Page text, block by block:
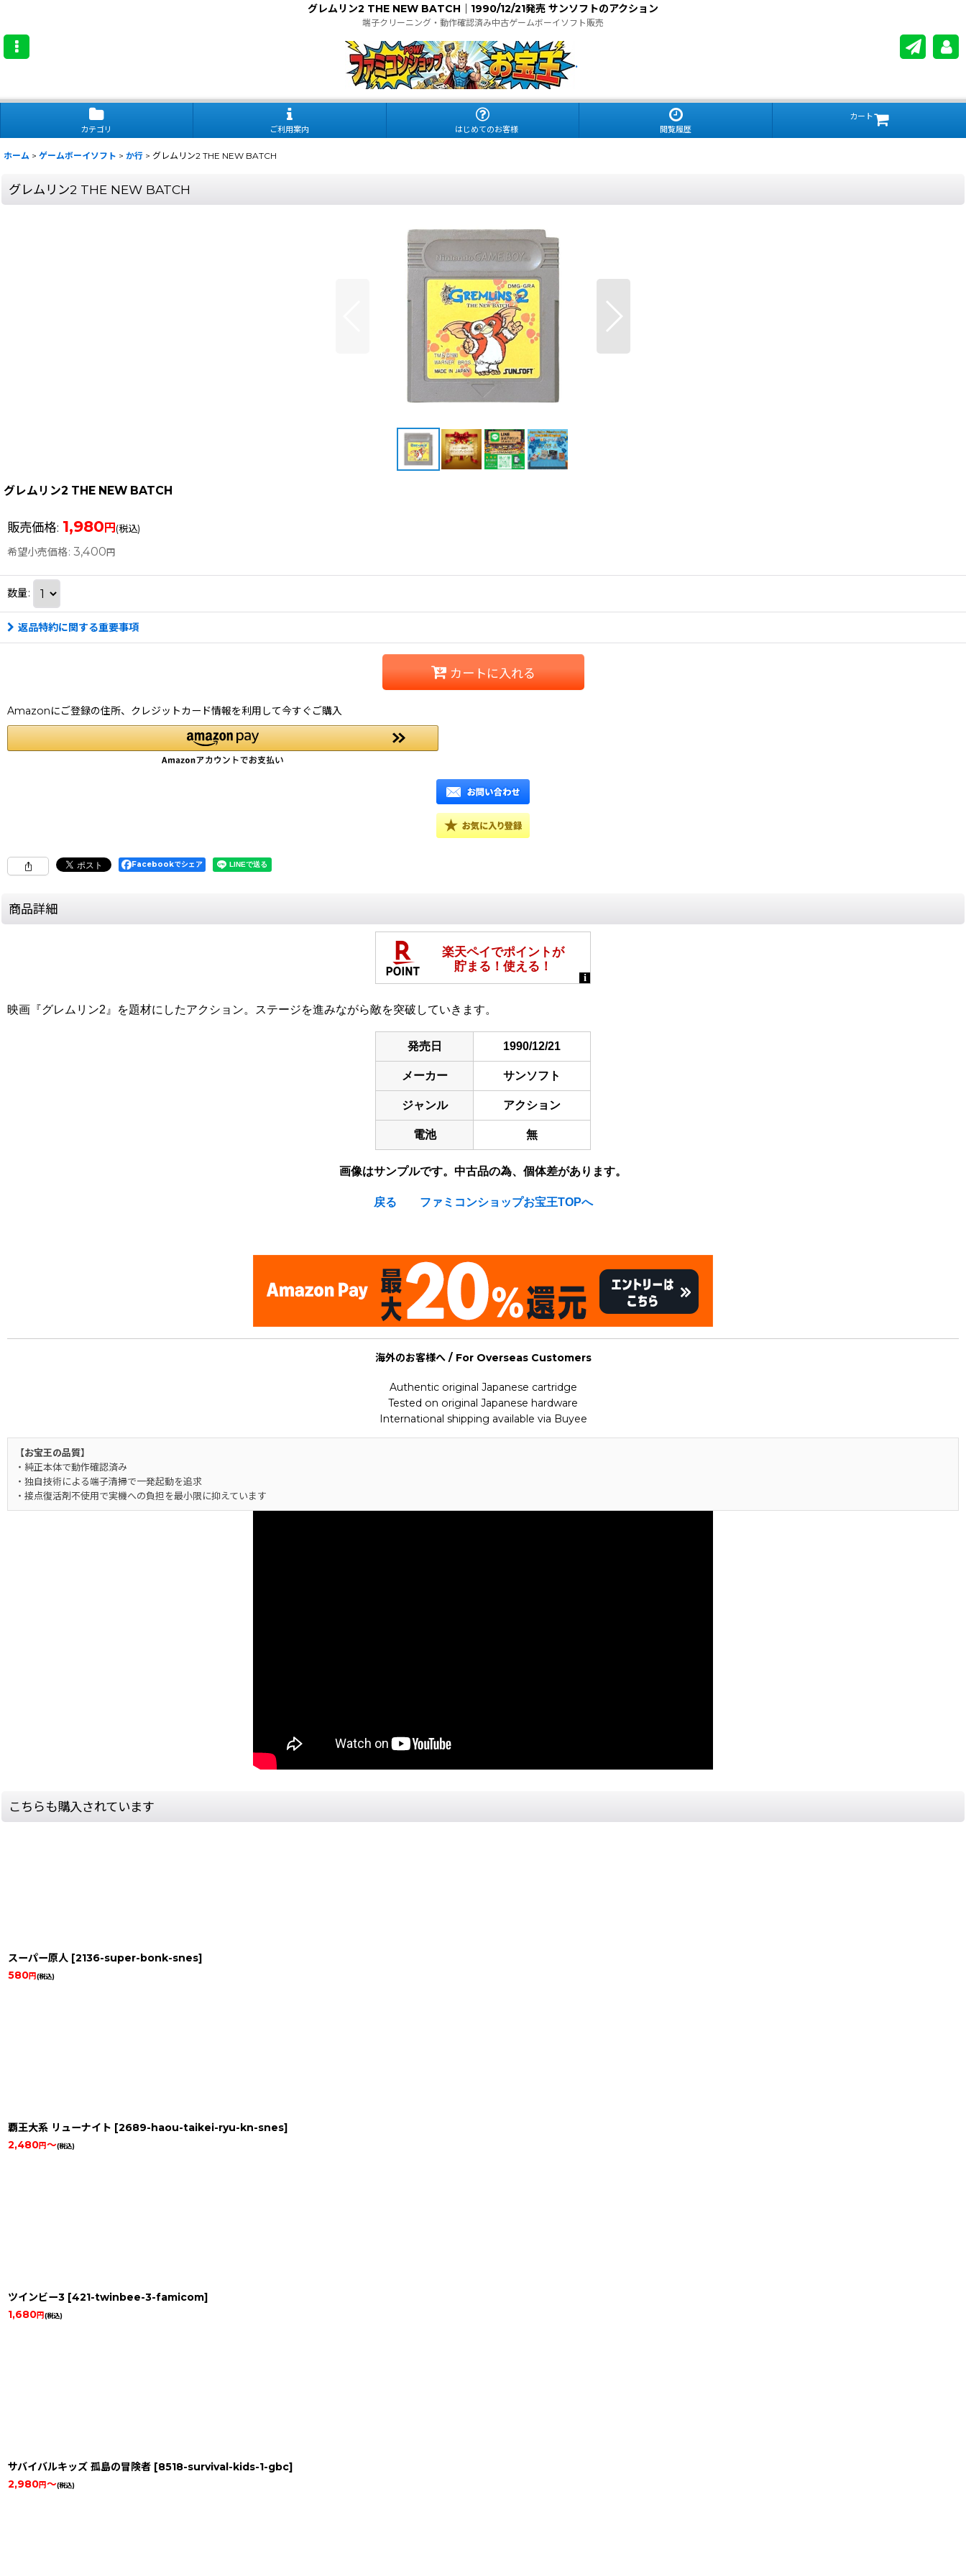
グレムリン2 THE NEW BATCH｜1990/12/21発売 サンソフトのアクション
端子クリーニング・動作確認済み中古ゲームボーイソフト販売
.
カテゴリ ご利用案内 はじめてのお客様 閲覧履歴
カート
ホーム > ゲームボーイソフト > か行 > グレムリン2 THE NEW BATCH
グレムリン2 THE NEW BATCH
グレムリン2 THE NEW BATCH
販売価格: 1,980 円 (税込)
希望小売価格: 3,400 円
数量:
返品特約に関する重要事項
カートに入れる
Amazonにご登録の住所、クレジットカード情報を利用して今すぐご購入
Facebookでシェア
商品詳細
映画『グレムリン2』を題材にしたアクション。ステージを進みながら敵を突破していきます。
発売日 1990/12/21
メーカー サンソフト
ジャンル アクション
電池 無
画像はサンプルです。中古品の為、個体差があります。
戻る ファミコンショップお宝王TOPへ
海外のお客様へ / For Overseas Customers
Authentic original Japanese cartridge
Tested on original Japanese hardware
International shipping available via Buyee
【お宝王の品質】
・純正本体で動作確認済み
・独自技術による端子清掃で一発起動を追求
・接点復活剤不使用で実機への負担を最小限に抑えています
こちらも購入されています
スーパー原人 [2136-super-bonk-snes]
580円(税込)
覇王大系 リューナイト [2689-haou-taikei-ryu-kn-snes]
2,480円～(税込)
ツインビー3 [421-twinbee-3-famicom]
1,680円(税込)
サバイバルキッズ 孤島の冒険者 [8518-survival-kids-1-gbc]
2,980円～(税込)